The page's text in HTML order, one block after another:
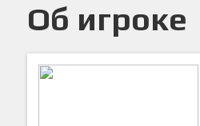
Об игроке